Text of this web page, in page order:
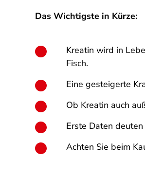
Das Wichtigste in Kürze:
Kreatin wird in
Fisch.
Eine gesteigerte
Ob Kreatin auch
Erste Daten
Achten Sie beim